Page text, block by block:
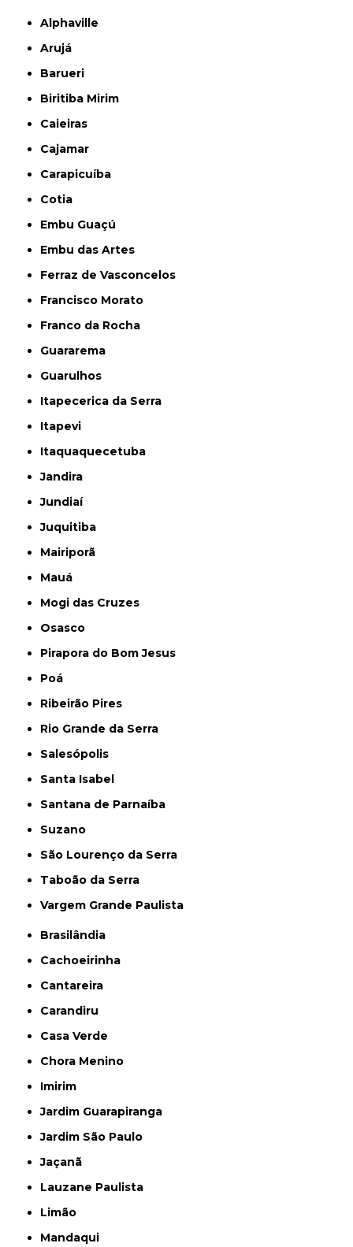
Alphaville
Arujá
Barueri
Biritiba Mirim
Caieiras
Cajamar
Carapicuíba
Cotia
Embu Guaçú
Embu das Artes
Ferraz de Vasconcelos
Francisco Morato
Franco da Rocha
Guararema
Guarulhos
Itapecerica da Serra
Itapevi
Itaquaquecetuba
Jandira
Jundiaí
Juquitiba
Mairiporã
Mauá
Mogi das Cruzes
Osasco
Pirapora do Bom Jesus
Poá
Ribeirão Pires
Rio Grande da Serra
Salesópolis
Santa Isabel
Santana de Parnaíba
Suzano
São Lourenço da Serra
Taboão da Serra
Vargem Grande Paulista
Brasilândia
Cachoeirinha
Cantareira
Carandiru
Casa Verde
Chora Menino
Imirim
Jardim Guarapiranga
Jardim São Paulo
Jaçanã
Lauzane Paulista
Limão
Mandaqui